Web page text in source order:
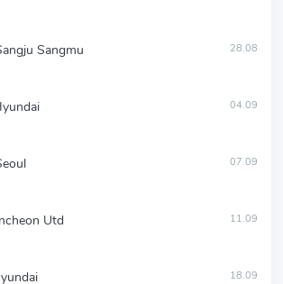
Sangmu 28.08
04.09
07.09
Utd 11.09
18.09